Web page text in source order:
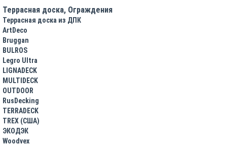
Террасная доска, Ограждения
Террасная доска из ДПК
ArtDeco
Bruggan
BULROS
Legro Ultra
LIGNADECK
MULTIDECK
OUTDOOR
RusDecking
TERRADECK
TREX (США)
ЭКОДЭК
Woodvex